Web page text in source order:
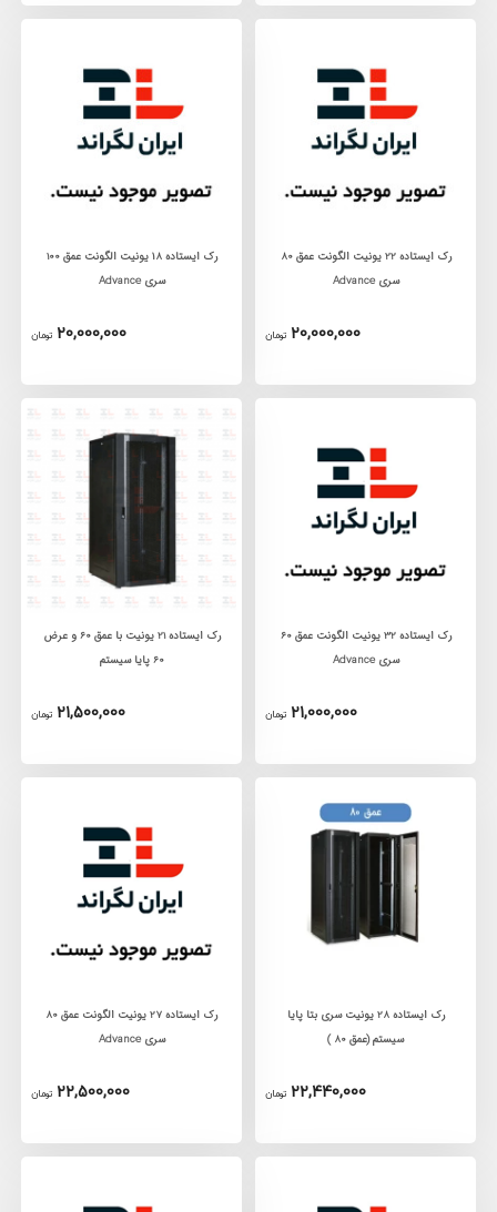
رک ايستاده 22 يونيت الگونت عمق 80
سری Advance
20,000,000 تومان
رک ايستاده ١8 يونيت الگونت عمق 100
سری Advance
20,000,000 تومان
رک ايستاده 32 يونيت الگونت عمق 60
سری Advance
21,000,000 تومان
رک ایستاده 21 یونیت با عمق 60 و عرض
60 پایا سیستم
21,500,000 تومان
رک ایستاده 28 یونیت سری بتا پایا
سیستم (عمق 80 )
22,440,000 تومان
رک ايستاده 27 يونيت الگونت عمق 80
سری Advance
22,500,000 تومان